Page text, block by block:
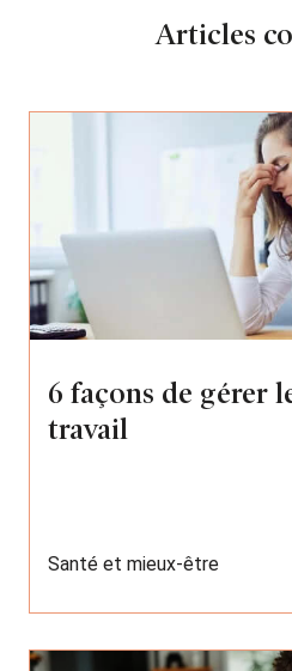
Articles
6 façons de gérer
travail
Santé et mieux-être